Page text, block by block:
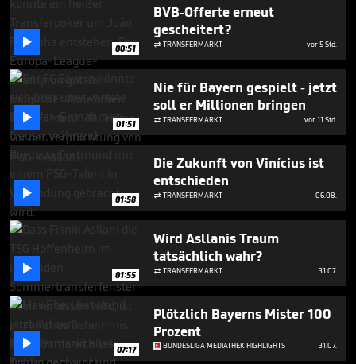
 00:51
BVB-Offerte erneut
gescheitert?
 TRANSFERMARKT vor 5 Std.
 01:51
Nie für Bayern gespielt - jetzt
soll er Millionen bringen
 TRANSFERMARKT vor 11 Std.
 01:58
Die Zukunft von Vinícius ist
entschieden
 TRANSFERMARKT 06.08.
 01:55
Wird Asllanis Traum
tatsächlich wahr?
 TRANSFERMARKT 31.07.
 07:17
Plötzlich Bayerns Mister 100
Prozent
BUNDESLIGA MEDIATHEK HIGHLIGHTS 31.07.